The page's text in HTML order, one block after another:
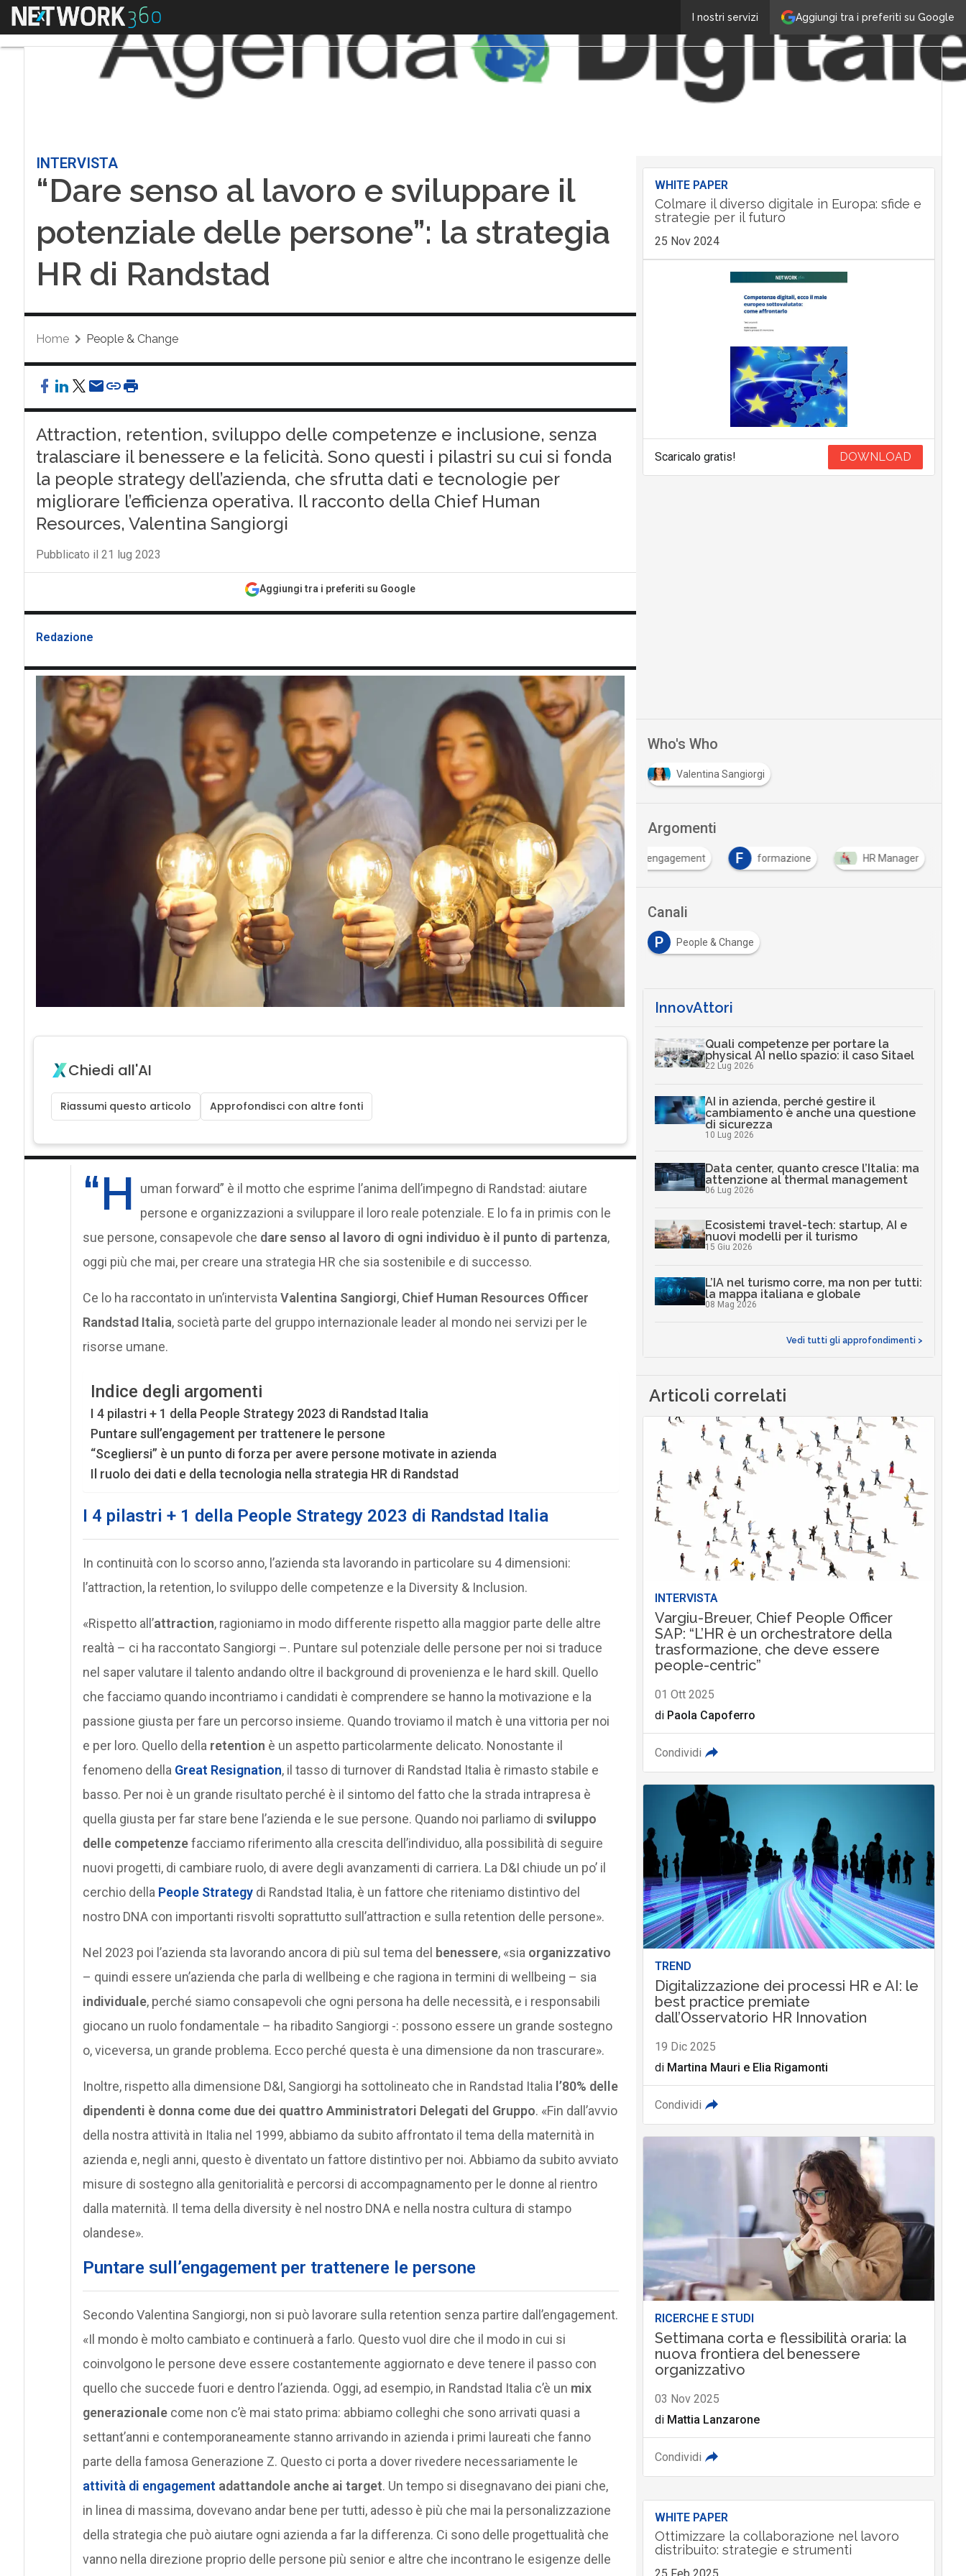
Aggiungi tra i preferiti su Google
I nostri servizi
Menu
INTERVISTA
“Dare senso al lavoro e sviluppare il
potenziale delle persone”: la strategia
HR di Randstad
Home People & Change
Attraction, retention, sviluppo delle competenze e inclusione, senza
tralasciare il benessere e la felicità. Sono questi i pilastri su cui si fonda
la people strategy dell’azienda, che sfrutta dati e tecnologie per
migliorare l’efficienza operativa. Il racconto della Chief Human
Resources, Valentina Sangiorgi
Pubblicato il 21 lug 2023
Aggiungi tra i preferiti su Google
Redazione
Chiedi all'AI
Riassumi questo articolo Approfondisci con altre fonti
“H
uman forward” è il motto che esprime l’anima dell’impegno di Randstad: aiutare
persone e organizzazioni a sviluppare il loro reale potenziale. E lo fa in primis con le
sue persone, consapevole che dare senso al lavoro di ogni individuo è il punto di partenza,
oggi più che mai, per creare una strategia HR che sia sostenibile e di successo.
Ce lo ha raccontato in un’intervista Valentina Sangiorgi, Chief Human Resources Officer
Randstad Italia, società parte del gruppo internazionale leader al mondo nei servizi per le
risorse umane.
Indice degli argomenti
I 4 pilastri + 1 della People Strategy 2023 di Randstad Italia
Puntare sull’engagement per trattenere le persone
“Scegliersi” è un punto di forza per avere persone motivate in azienda
Il ruolo dei dati e della tecnologia nella strategia HR di Randstad
I 4 pilastri + 1 della People Strategy 2023 di Randstad Italia
In continuità con lo scorso anno, l’azienda sta lavorando in particolare su 4 dimensioni:
l’attraction, la retention, lo sviluppo delle competenze e la Diversity & Inclusion.
«Rispetto all’attraction, ragioniamo in modo differente rispetto alla maggior parte delle altre
realtà – ci ha raccontato Sangiorgi –. Puntare sul potenziale delle persone per noi si traduce
nel saper valutare il talento andando oltre il background di provenienza e le hard skill. Quello
che facciamo quando incontriamo i candidati è comprendere se hanno la motivazione e la
passione giusta per fare un percorso insieme. Quando troviamo il match è una vittoria per noi
e per loro. Quello della retention è un aspetto particolarmente delicato. Nonostante il
fenomeno della Great Resignation, il tasso di turnover di Randstad Italia è rimasto stabile e
basso. Per noi è un grande risultato perché è il sintomo del fatto che la strada intrapresa è
quella giusta per far stare bene l’azienda e le sue persone. Quando noi parliamo di sviluppo
delle competenzefacciamo riferimento alla crescita dell’individuo, alla possibilità di seguire
nuovi progetti, di cambiare ruolo, di avere degli avanzamenti di carriera. La D&I chiude un po’ il
cerchio della People Strategydi Randstad Italia, è un fattore che riteniamo distintivo del
nostro DNA con importanti risvolti soprattutto sull’attraction e sulla retention delle persone».
Nel 2023 poi l’azienda sta lavorando ancora di più sul tema del benessere, «sia organizzativo
– quindi essere un’azienda che parla di wellbeing e che ragiona in termini di wellbeing – sia
individuale, perché siamo consapevoli che ogni persona ha delle necessità, e i responsabili
giocano un ruolo fondamentale – ha ribadito Sangiorgi -: possono essere un grande sostegno
o, viceversa, un grande problema. Ecco perché questa è una dimensione da non trascurare».
Inoltre, rispetto alla dimensione D&I, Sangiorgi ha sottolineato che in Randstad Italia l’80% delle
dipendenti è donna come due dei quattro Amministratori Delegati del Gruppo. «Fin dall’avvio
della nostra attività in Italia nel 1999, abbiamo da subito affrontato il tema della maternità in
azienda e, negli anni, questo è diventato un fattore distintivo per noi. Abbiamo da subito avviato
misure di sostegno alla genitorialità e percorsi di accompagnamento per le donne al rientro
dalla maternità. Il tema della diversity è nel nostro DNA e nella nostra cultura di stampo
olandese».
Puntare sull’engagement per trattenere le persone
Secondo Valentina Sangiorgi, non si può lavorare sulla retention senza partire dall’engagement.
«Il mondo è molto cambiato e continuerà a farlo. Questo vuol dire che il modo in cui si
coinvolgono le persone deve essere costantemente aggiornato e deve tenere il passo con
quello che succede fuori e dentro l’azienda. Oggi, ad esempio, in Randstad Italia c’è un mix
generazionalecome non c’è mai stato prima: abbiamo colleghi che sono arrivati quasi a
settant’anni e contemporaneamente stanno arrivando in azienda i primi laureati che fanno
parte della famosa Generazione Z. Questo ci porta a dover rivedere necessariamente le
attività di engagement adattandole anche ai target. Un tempo si disegnavano dei piani che,
in linea di massima, dovevano andar bene per tutti, adesso è più che mai la personalizzazione
della strategia che può aiutare ogni azienda a far la differenza. Ci sono delle progettualità che
vanno nella direzione proprio delle persone più senior e altre che incontrano le esigenze delle
WHITE PAPER
Colmare il diverso digitale in Europa: sfide e
strategie per il futuro
25 Nov 2024
Scaricalo gratis! DOWNLOAD
Who's Who
Valentina Sangiorgi
Argomenti
E
Employee engagement F formazione HR Manager
Canali
P
People & Change
InnovAttori
Quali competenze per portare la
physical AI nello spazio: il caso Sitael
22 Lug 2026
AI in azienda, perché gestire il
cambiamento è anche una questione
di sicurezza
10 Lug 2026
Data center, quanto cresce l’Italia: ma
attenzione al thermal management
06 Lug 2026
Ecosistemi travel-tech: startup, AI e
nuovi modelli per il turismo
15 Giu 2026
L’IA nel turismo corre, ma non per tutti:
la mappa italiana e globale
08 Mag 2026
Vedi tutti gli approfondimenti >
Articoli correlati
INTERVISTA
Vargiu-Breuer, Chief People Officer
SAP: “L’HR è un orchestratore della
trasformazione, che deve essere
people-centric”
01 Ott 2025
di Paola Capoferro
Condividi
TREND
Digitalizzazione dei processi HR e AI: le
best practice premiate
dall’Osservatorio HR Innovation
19 Dic 2025
di Martina Mauri e Elia Rigamonti
Condividi
RICERCHE E STUDI
Settimana corta e flessibilità oraria: la
nuova frontiera del benessere
organizzativo
03 Nov 2025
di Mattia Lanzarone
Condividi
WHITE PAPER
Ottimizzare la collaborazione nel lavoro
distribuito: strategie e strumenti